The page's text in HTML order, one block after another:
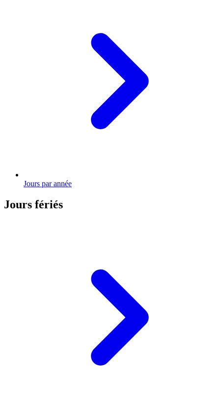
Jours par année
Jours fériés